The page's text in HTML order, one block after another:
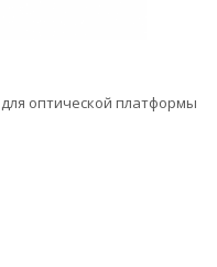
для оптической платформы